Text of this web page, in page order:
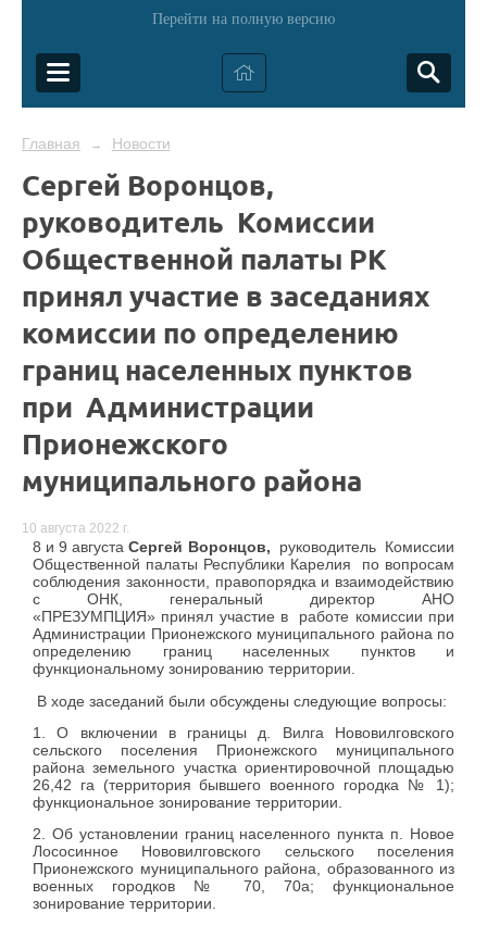
Перейти на полную версию
Главная → Новости
Сергей Воронцов,
руководитель Комиссии
Общественной палаты РК
принял участие в заседаниях
комиссии по определению
границ населенных пунктов
при Администрации
Прионежского
муниципального района
10 августа 2022 г.
8 и 9 августаСергей Воронцов, руководитель Комиссии
Общественной палаты Республики Карелия по вопросам
соблюдения законности, правопорядка и взаимодействию
с ОНК, генеральный директор АНО
«ПРЕЗУМПЦИЯ» принял участие в работе комиссии при
Администрации Прионежского муниципального района по
определению границ населенных пунктов и
функциональному зонированию территории.
В ходе заседаний были обсуждены следующие вопросы:
1. О включении в границы д. Вилга Нововилговского
сельского поселения Прионежского муниципального
района земельного участка ориентировочной площадью
26,42 га (территория бывшего военного городка № 1);
функциональное зонирование территории.
2. Об установлении границ населенного пункта п. Новое
Лососинное Нововилговского сельского поселения
Прионежского муниципального района, образованного из
военных городков № 70, 70а; функциональное
зонирование территории.